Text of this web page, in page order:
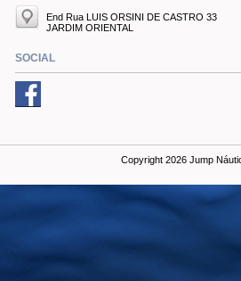
End Rua LUIS ORSINI DE CASTRO 33
JARDIM ORIENTAL
SOCIAL
Copyright 2026 Jump